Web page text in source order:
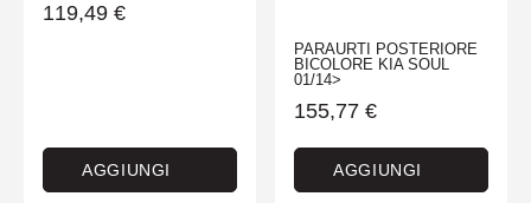
119,49 €
AGGIUNGI
PARAURTI POSTERIORE
BICOLORE KIA SOUL
01/14>
155,77 €
AGGIUNGI